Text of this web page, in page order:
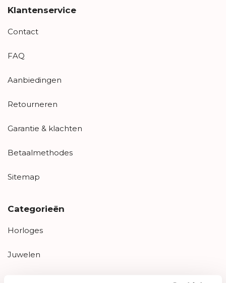
Klantenservice
Contact
FAQ
Aanbiedingen
Retourneren
Garantie & klachten
Betaalmethodes
Sitemap
Categorieën
Horloges
Juwelen